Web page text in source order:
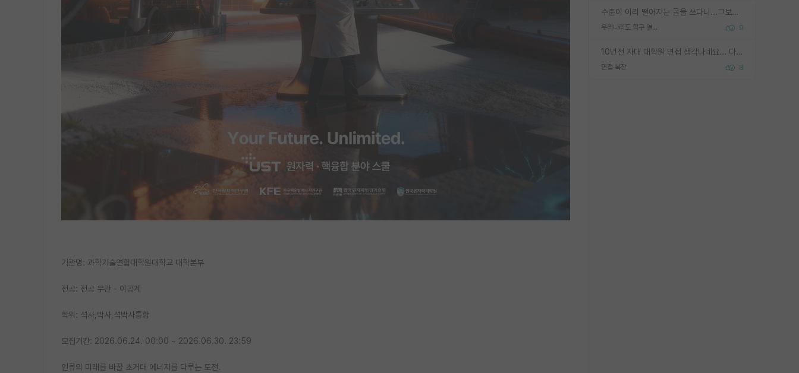
수준이 이리 떨어지는 글을 쓰다니...그보다 이런 헛소리에 정성들여 답변해주시는 분들에게 존경심 1 드림
우리나라도 학구 열풍보면 Higher Doctorate 학위가 필요하다고 봅니다. 9
10년전 자대 대학원 면접 생각나네요... 다들 양복에 넥타이까지 하고 갔더니, 국회의원 출마하냐고 놀리셨던. (면접질문내용: 증명사진에선 두상이 계란형인데, 실제론 그렇지 않다. 증명사진이 뭘 증명하고 있는거냐)ㅋㅋㅋㅋ
면접 복장 8
기관명: 과학기술연합대학원대학교 대학본부
전공: 전공 무관 - 이공계
학위: 석사,박사,석박사통합
모집기간: 2026.06.24. 00:00 ~ 2026.06.30. 23:59
인류의 미래를 바꿀 초거대 에너지를 다루는 도전.